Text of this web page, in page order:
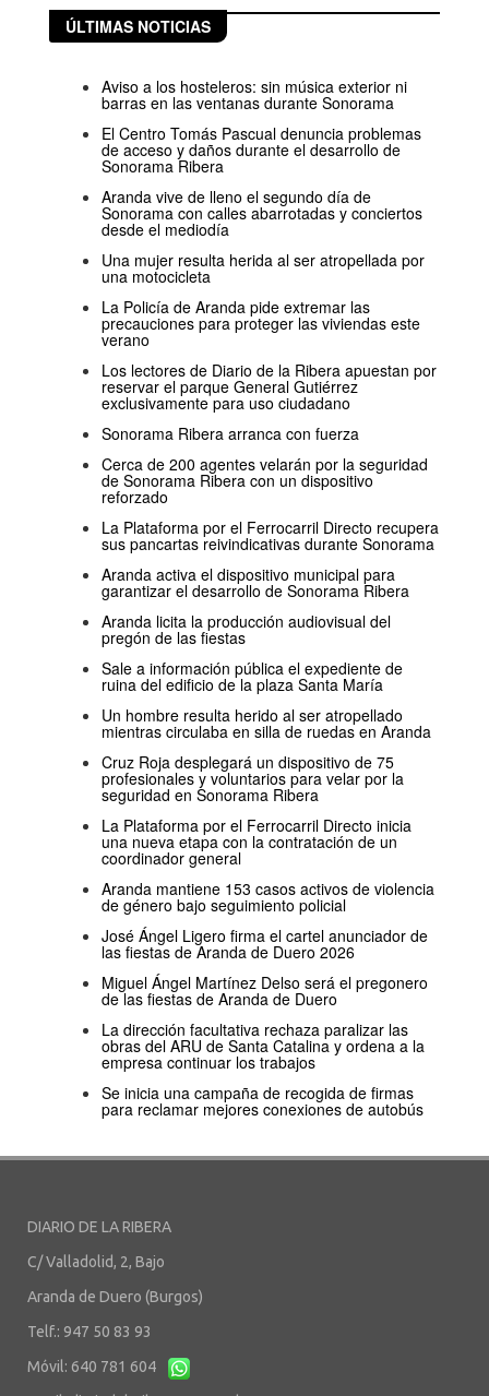
ÚLTIMAS NOTICIAS
Aviso a los hosteleros: sin música exterior ni
barras en las ventanas durante Sonorama
El Centro Tomás Pascual denuncia problemas
de acceso y daños durante el desarrollo de
Sonorama Ribera
Aranda vive de lleno el segundo día de
Sonorama con calles abarrotadas y conciertos
desde el mediodía
Una mujer resulta herida al ser atropellada por
una motocicleta
La Policía de Aranda pide extremar las
precauciones para proteger las viviendas este
verano
Los lectores de Diario de la Ribera apuestan por
reservar el parque General Gutiérrez
exclusivamente para uso ciudadano
Sonorama Ribera arranca con fuerza
Cerca de 200 agentes velarán por la seguridad
de Sonorama Ribera con un dispositivo
reforzado
La Plataforma por el Ferrocarril Directo recupera
sus pancartas reivindicativas durante Sonorama
Aranda activa el dispositivo municipal para
garantizar el desarrollo de Sonorama Ribera
Aranda licita la producción audiovisual del
pregón de las fiestas
Sale a información pública el expediente de
ruina del edificio de la plaza Santa María
Un hombre resulta herido al ser atropellado
mientras circulaba en silla de ruedas en Aranda
Cruz Roja desplegará un dispositivo de 75
profesionales y voluntarios para velar por la
seguridad en Sonorama Ribera
La Plataforma por el Ferrocarril Directo inicia
una nueva etapa con la contratación de un
coordinador general
Aranda mantiene 153 casos activos de violencia
de género bajo seguimiento policial
José Ángel Ligero firma el cartel anunciador de
las fiestas de Aranda de Duero 2026
Miguel Ángel Martínez Delso será el pregonero
de las fiestas de Aranda de Duero
La dirección facultativa rechaza paralizar las
obras del ARU de Santa Catalina y ordena a la
empresa continuar los trabajos
Se inicia una campaña de recogida de firmas
para reclamar mejores conexiones de autobús
DIARIO DE LA RIBERA
C/ Valladolid, 2, Bajo
Aranda de Duero (Burgos)
Telf.: 947 50 83 93
Móvil: 640 781 604